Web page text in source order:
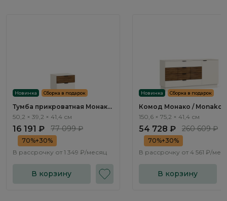
Новинка Сборка в подарок
Тумба прикроватная Монако
/ Monako MN010.1
50,2 × 39,2 × 41,4 см
16 191 ₽ 77 099 ₽
70%+30%
В рассрочку от 1 349 ₽/месяц
В корзину
Новинка Сборка в подарок
Комод Монако / Monako
MN020.1
150,6 × 75,2 × 41,4 см
54 728 ₽ 260 609 ₽
70%+30%
В рассрочку от 4 561 ₽/
В корзину